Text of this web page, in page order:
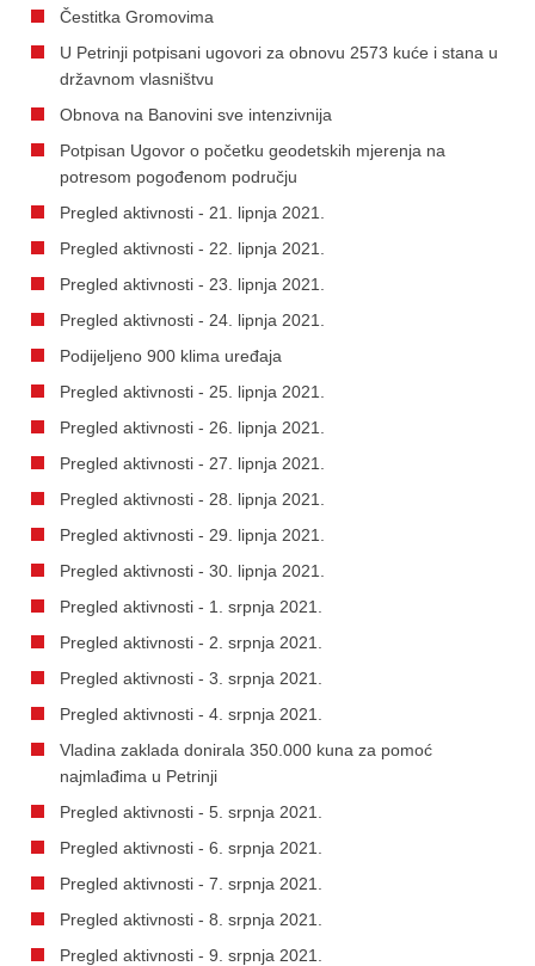
Čestitka Gromovima
U Petrinji potpisani ugovori za obnovu 2573 kuće i stana u
državnom vlasništvu
Obnova na Banovini sve intenzivnija
Potpisan Ugovor o početku geodetskih mjerenja na
potresom pogođenom području
Pregled aktivnosti - 21. lipnja 2021.
Pregled aktivnosti - 22. lipnja 2021.
Pregled aktivnosti - 23. lipnja 2021.
Pregled aktivnosti - 24. lipnja 2021.
Podijeljeno 900 klima uređaja
Pregled aktivnosti - 25. lipnja 2021.
Pregled aktivnosti - 26. lipnja 2021.
Pregled aktivnosti - 27. lipnja 2021.
Pregled aktivnosti - 28. lipnja 2021.
Pregled aktivnosti - 29. lipnja 2021.
Pregled aktivnosti - 30. lipnja 2021.
Pregled aktivnosti - 1. srpnja 2021.
Pregled aktivnosti - 2. srpnja 2021.
Pregled aktivnosti - 3. srpnja 2021.
Pregled aktivnosti - 4. srpnja 2021.
Vladina zaklada donirala 350.000 kuna za pomoć
najmlađima u Petrinji
Pregled aktivnosti - 5. srpnja 2021.
Pregled aktivnosti - 6. srpnja 2021.
Pregled aktivnosti - 7. srpnja 2021.
Pregled aktivnosti - 8. srpnja 2021.
Pregled aktivnosti - 9. srpnja 2021.